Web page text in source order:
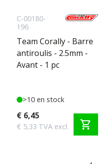
C-00180-
196
Team Corally - Barre
antiroulis - 2.5mm -
Avant - 1 pc
>10 en stock
€ 6,45
€ 5,33 TVA excl. shopping_cart